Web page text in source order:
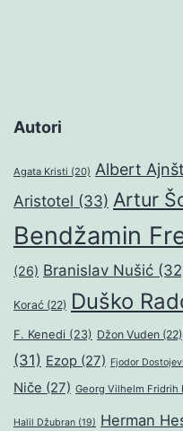
Autori
Agata Kristi (20) Albert
Aristotel (33) Artur
Bendžamin
(26) Branislav Nušić
Korać (22) Duško
F. Kenedi (23) Džon Vuden (22)
(31) Ezop (27) Fjodor
Niče (27) Georg Vilhelm Fridrih
Halil Džubran (19) Herman